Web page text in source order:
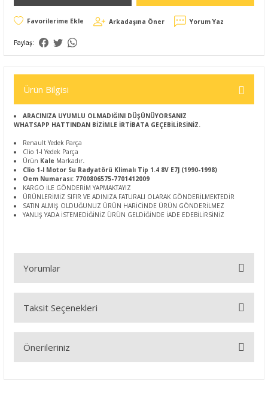
Arkadaşına Öner Yorum Yaz
Paylaş:
Ürün Bilgisi
ARACINIZA UYUMLU OLMADIĞINI DÜŞÜNÜYORSANIZ
WHATSAPP HATTINDAN BİZİMLE İRTİBATA GEÇEBİLİRSİNİZ.
Renault Yedek Parça
Clio 1-I Yedek Parça
Ürün Kale Markadır.
Clio 1-I Motor Su Radyatörü Klimalı Tip 1.4 8V E7J (1990-1998)
Oem Numarası: 7700806575-7701412009
KARGO İLE GÖNDERİM YAPMAKTAYIZ
ÜRÜNLERİMİZ SIFIR VE ADINIZA FATURALI OLARAK GÖNDERİLMEKTEDİR
SATIN ALMIŞ OLDUĞUNUZ ÜRÜN HARİCİNDE ÜRÜN GÖNDERİLMEZ
YANLIŞ YADA İSTEMEDİĞİNİZ ÜRÜN GELDİĞİNDE İADE EDEBİLİRSİNİZ
Yorumlar
Bu ürüne ilk yorumu siz yapın!
Taksit Seçenekleri
Önerileriniz